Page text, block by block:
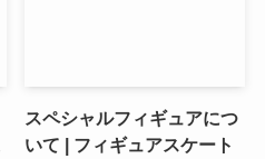
スペシャルフィギュアにつ
いて | フィギュアスケート